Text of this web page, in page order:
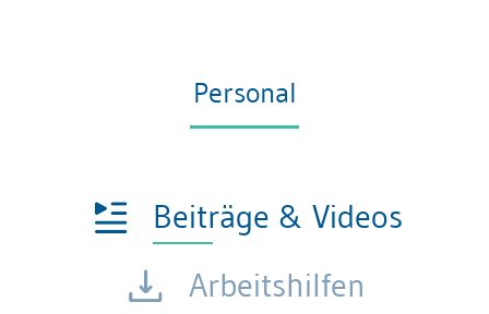
Personal
Beiträge & Videos
Arbeitshilfen